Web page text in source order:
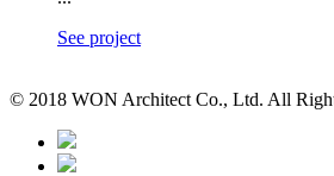
See project
© 2018 WON Architect Co., Ltd. All